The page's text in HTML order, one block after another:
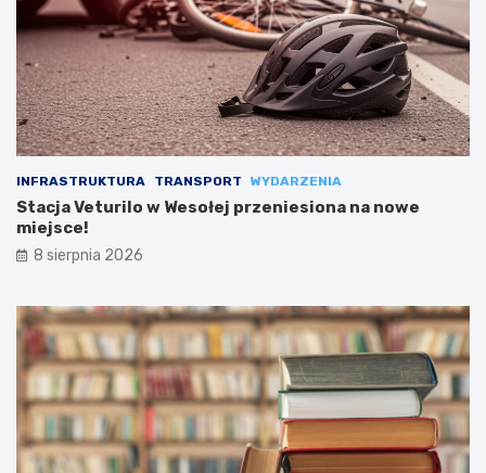
INFRASTRUKTURA TRANSPORT WYDARZENIA
Stacja Veturilo w Wesołej przeniesiona na nowe
miejsce!
8 sierpnia 2026